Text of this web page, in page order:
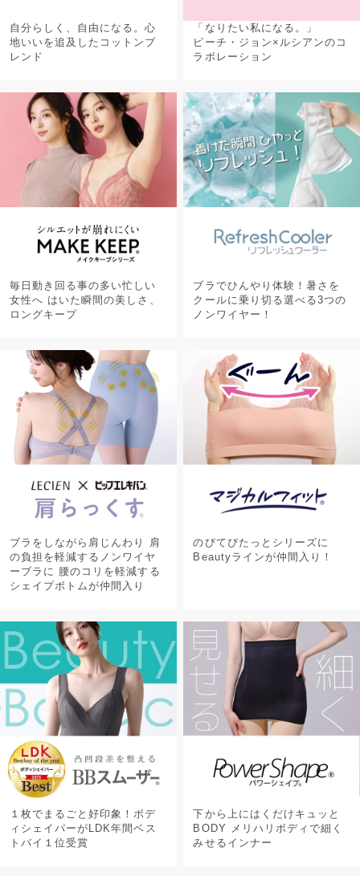
自分らしく、自由になる。心
地いいを追及したコットンブ
レンド
「なりたい私になる。」
ピーチ・ジョン×ルシアンのコ
ラボレーション
毎日動き回る事の多い忙しい
女性へ はいた瞬間の美しさ、
ロングキープ
ブラでひんやり体験！暑さを
クールに乗り切る選べる3つの
ノンワイヤー！
ブラをしながら肩じんわり 肩
の負担を軽減するノンワイヤ
ーブラに 腰のコリを軽減する
シェイプボトムが仲間入り
のびてぴたっとシリーズに
Beautyラインが仲間入り！
１枚でまるごと好印象！ボデ
ィシェイパーがLDK年間ベス
トバイ１位受賞
下から上にはくだけキュッと
BODY メリハリボディで細く
みせるインナー